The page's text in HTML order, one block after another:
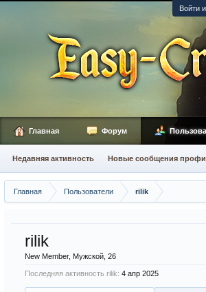
Войти
Главная Пользователи rilik
rilik
New Member, Мужской, 26
Последняя активность rilik: 4 апр 2025
Главная Форум
Недавняя активность Новые сообщения